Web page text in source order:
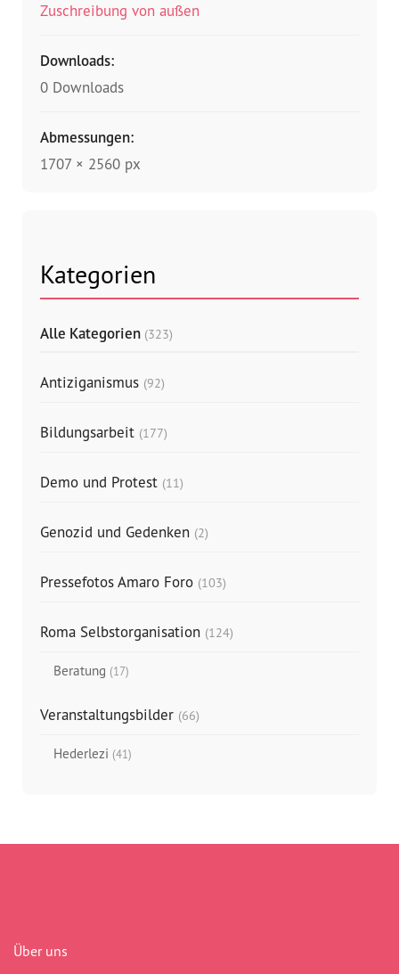
Kategorien
Alle Kategorien (323)
Antiziganismus (92)
Bildungsarbeit (177)
Demo und Protest (11)
Genozid und Gedenken (2)
Pressefotos Amaro Foro (103)
Roma Selbstorganisation (124)
Beratung (17)
Veranstaltungsbilder (66)
Hederlezi (41)
Zuschreibung von außen
Downloads:
0 Downloads
Abmessungen:
1707 × 2560 px
Über uns